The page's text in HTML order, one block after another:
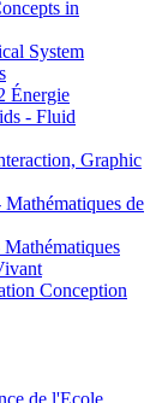
in
System
Énergie
- Fluid
Graphic
de
Conception
de l'Ecole